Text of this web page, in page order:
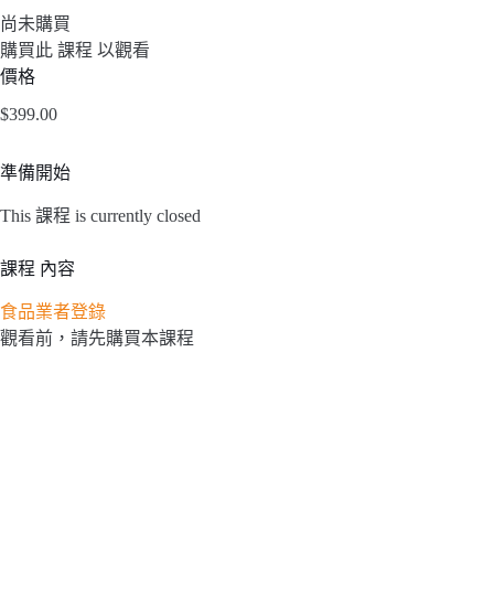
尚未購買
購買此 課程 以觀看
價格
$399.00
準備開始
This 課程 is currently closed
課程 內容
食品業者登錄
觀看前，請先購買本課程